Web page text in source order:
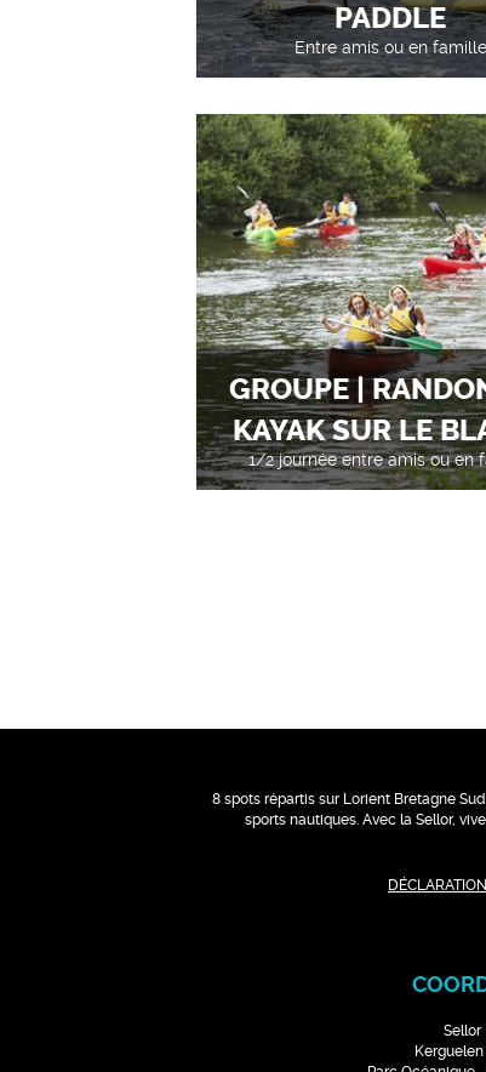
PADDLE
Entre amis ou en famille
GROUPE |
KAYAK SUR LE
1/2 journée entre amis ou en
8 spots répartis sur Lorient Bretagne
sports nautiques. Avec la Sellor,
Sellor